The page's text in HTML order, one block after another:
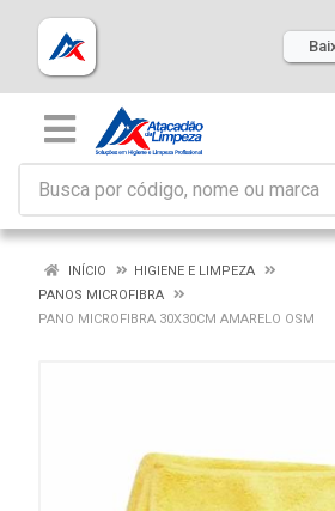
INÍCIO
HIGIENE E LIMPEZA
PANOS MICROFIBRA
PANO MICROFIBRA 30X30CM AMARELO OSM